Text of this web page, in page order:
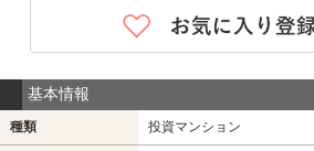
基本情報
種類 投資マンション